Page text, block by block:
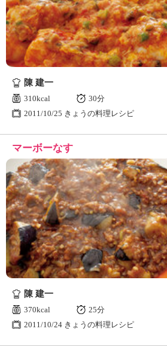
陳 建一
310kcal
30分
2011/10/25 きょうの料理レシピ
マーボーなす
陳 建一
370kcal
25分
2011/10/24 きょうの料理レシピ